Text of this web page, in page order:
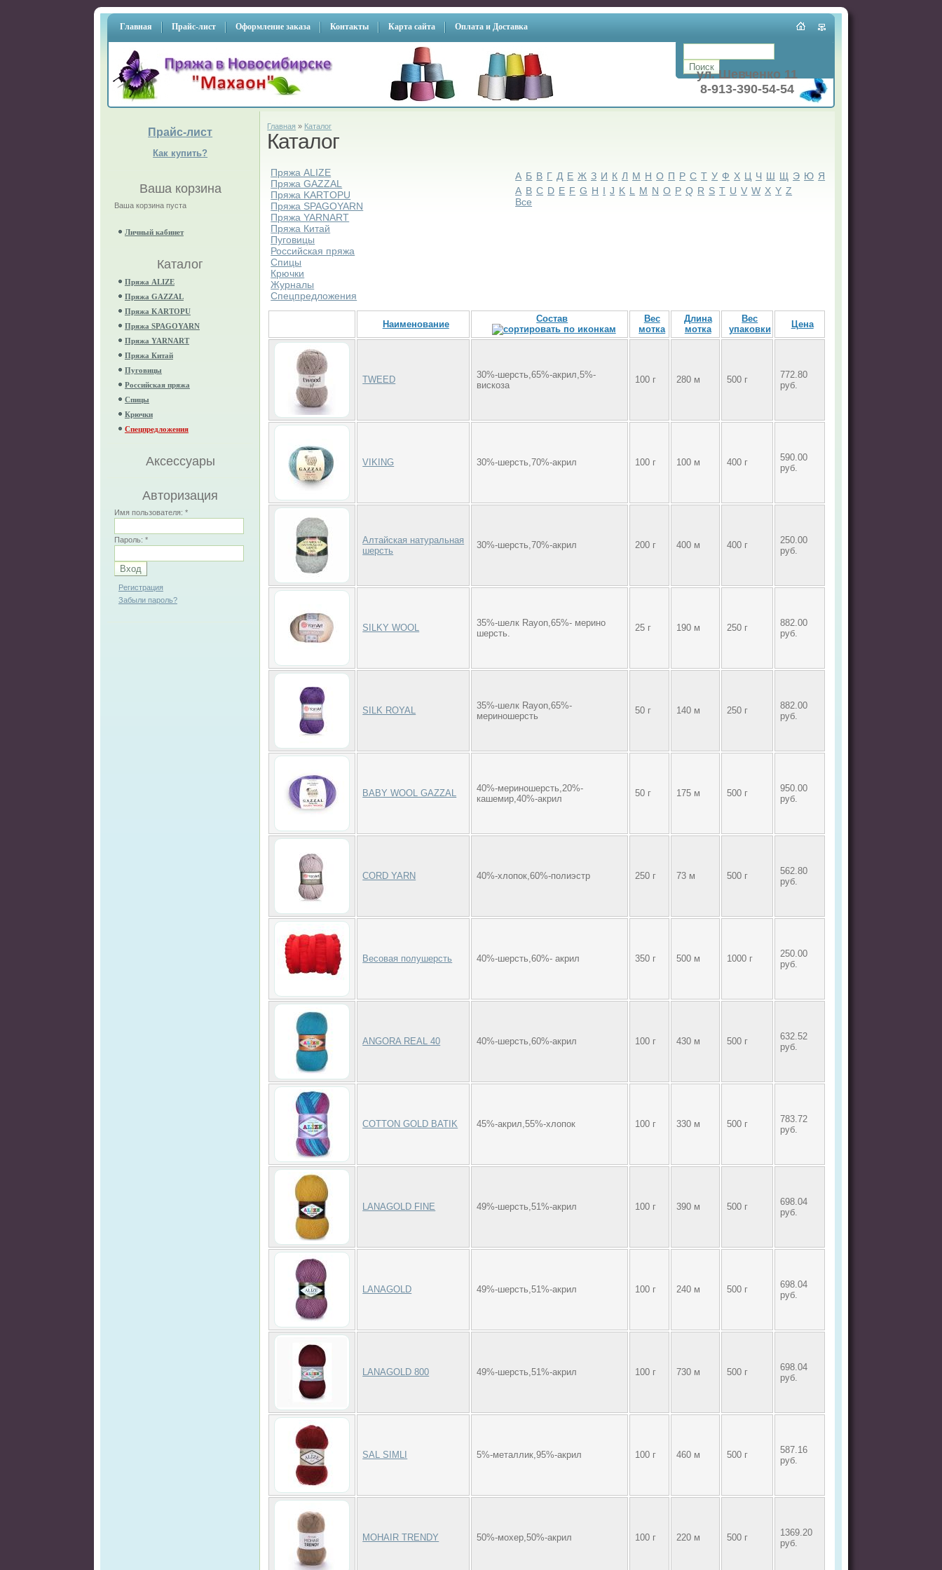
Главная Прайс-лист Оформление заказа Контакты Карта сайта Оплата и Доставка
ул. Шевченко 11
8-913-390-54-54
Прайс-лист
Как купить?
Ваша корзина
Ваша корзина пуста
Личный кабинет
Каталог
Пряжа ALIZE
Пряжа GAZZAL
Пряжа KARTOPU
Пряжа SPAGOYARN
Пряжа YARNART
Пряжа Китай
Пуговицы
Российская пряжа
Спицы
Крючки
Спецпредложения
Аксессуары
Авторизация
Имя пользователя:*
Пароль:*
Регистрация
Забыли пароль?
Главная » Каталог
Каталог
Пряжа ALIZE
Пряжа GAZZAL
Пряжа KARTOPU
Пряжа SPAGOYARN
Пряжа YARNART
Пряжа Китай
Пуговицы
Российская пряжа
Спицы
Крючки
Журналы
Спецпредложения
А Б В Г Д Е Ж З И К Л М Н О П Р С Т У Ф Х Ц Ч Ш Щ Э Ю Я
A B C D E F G H I J K L M N O P Q R S T U V W X Y Z
Все
Наименование
Состав
Вес
мотка
Длина
мотка
Вес
упаковки
Цена
TWEED
30%-шерсть,65%-акрил,5%-
вискоза
100 г 280 м 500 г
772.80
руб.
VIKING 30%-шерсть,70%-акрил 100 г 100 м 400 г
590.00
руб.
Алтайская натуральная
шерсть
30%-шерсть,70%-акрил 200 г 400 м 400 г
250.00
руб.
SILKY WOOL
35%-шелк Rayon,65%- мерино
шерсть.
25 г 190 м 250 г
882.00
руб.
SILK ROYAL
35%-шелк Rayon,65%-
мериношерсть
50 г 140 м 250 г
882.00
руб.
BABY WOOL GAZZAL
40%-мериношерсть,20%-
кашемир,40%-акрил
50 г 175 м 500 г
950.00
руб.
CORD YARN 40%-хлопок,60%-полиэстр 250 г 73 м 500 г
562.80
руб.
Весовая полушерсть 40%-шерсть,60%- акрил 350 г 500 м 1000 г
250.00
руб.
ANGORA REAL 40 40%-шерсть,60%-акрил 100 г 430 м 500 г
632.52
руб.
COTTON GOLD BATIK 45%-акрил,55%-хлопок 100 г 330 м 500 г
783.72
руб.
LANAGOLD FINE 49%-шерсть,51%-акрил 100 г 390 м 500 г
698.04
руб.
LANAGOLD 49%-шерсть,51%-акрил 100 г 240 м 500 г
698.04
руб.
LANAGOLD 800 49%-шерсть,51%-акрил 100 г 730 м 500 г
698.04
руб.
SAL SIMLI 5%-металлик,95%-акрил 100 г 460 м 500 г
587.16
руб.
MOHAIR TRENDY 50%-мохер,50%-акрил 100 г 220 м 500 г
1369.20
руб.